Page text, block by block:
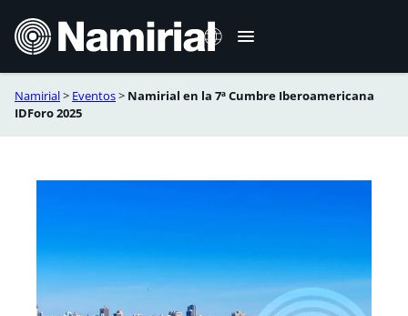
contenido
English
Namirial> Eventos> Namirial en la 7ª Cumbre Iberoamericana
IDForo 2025